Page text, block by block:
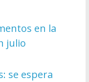
en la
julio
se espera